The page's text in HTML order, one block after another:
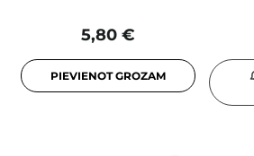
5,80 €
PIEVIENOT GROZAM